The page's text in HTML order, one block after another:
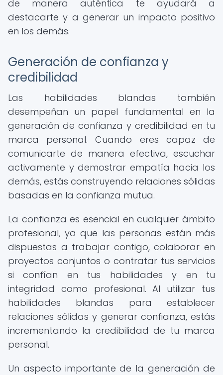
de manera auténtica te ayudará a
destacarte y a generar un impacto positivo
en los demás.
Generación de confianza y
credibilidad
Las habilidades blandas también
desempeñan un papel fundamental en la
generación de confianza y credibilidad en tu
marca personal. Cuando eres capaz de
comunicarte de manera efectiva, escuchar
activamente y demostrar empatía hacia los
demás, estás construyendo relaciones sólidas
basadas en la confianza mutua.
La confianza es esencial en cualquier ámbito
profesional, ya que las personas están más
dispuestas a trabajar contigo, colaborar en
proyectos conjuntos o contratar tus servicios
si confían en tus habilidades y en tu
integridad como profesional. Al utilizar tus
habilidades blandas para establecer
relaciones sólidas y generar confianza, estás
incrementando la credibilidad de tu marca
personal.
Un aspecto importante de la generación de